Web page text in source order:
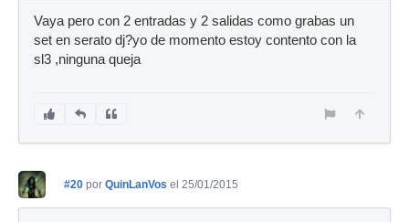
Vaya pero con 2 entradas y 2 salidas como grabas un
set en serato dj?yo de momento estoy contento con la
sl3 ,ninguna queja
#20 por QuinLanVos el 25/01/2015